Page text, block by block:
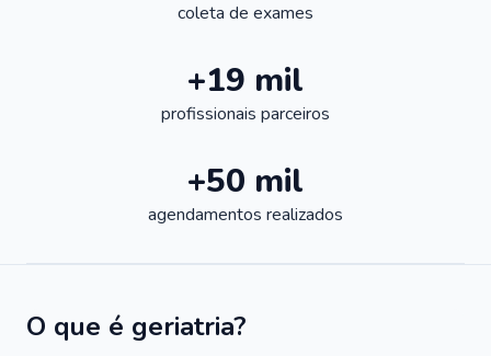
coleta de exames
+19 mil
profissionais parceiros
+50 mil
agendamentos realizados
O que é geriatria?